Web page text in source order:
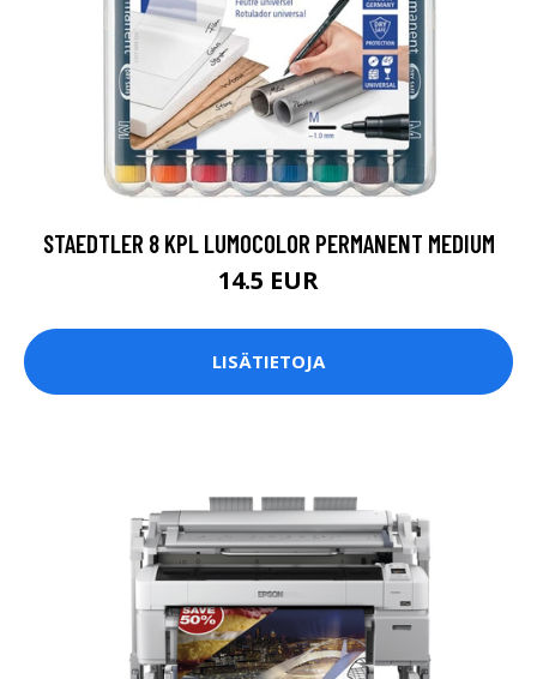
STAEDTLER 8 KPL LUMOCOLOR PERMANENT MEDIUM
14.5 EUR
LISÄTIETOJA